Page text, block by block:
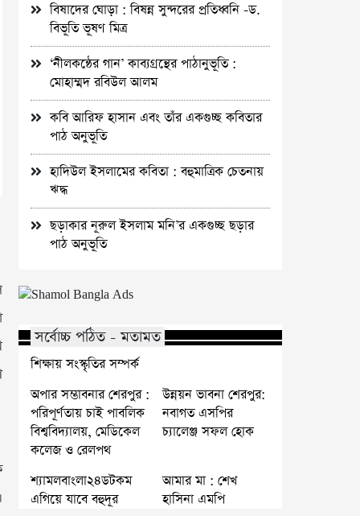
বিষাদের ঘোড়া : বিষন্ন সুন্দরের প্রতিধ্বনি -ড.
বিভূতি ভূষণ মিত্র
‘নীলকন্ঠের গান’ কাব্যগ্রন্থের পাঠানুভূতি :
মোহাম্মদ রবিউল আলম
কবি আরিফ হাসান এবং তাঁর একগুচ্ছ কবিতার
পাঠ অনুভূতি
হাদিউল ইসলামের কবিতা : বহুমাত্রিক চেতনায়
ঋদ্ধ
ছড়াকার নূরুল ইসলাম মনি’র একগুচ্ছ ছড়ার
পাঠ অনুভূতি
সর্বোচ্চ পঠিত - মতামত
শিক্ষায় সংস্কৃতির সম্পর্ক
অপার সম্ভাবনার শেরপুর :
পরিপূর্ণতায় চাই পাবলিক
বিশ্ববিদ্যালয়, মেডিকেল
কলেজ ও রেলপথ
উন্নয়ন ভাবনা শেরপুর:
নবাগত এসপির
চ্যালেঞ্জ সফল হোক
শ্যামলবাংলা২৪ডটকম
এগিয়ে যাবে বহুদূর
আমার মা : শেখ
হাসিনা এমপি